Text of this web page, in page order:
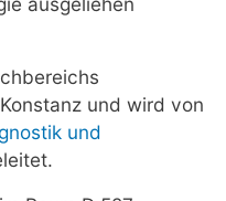
und wird von
und